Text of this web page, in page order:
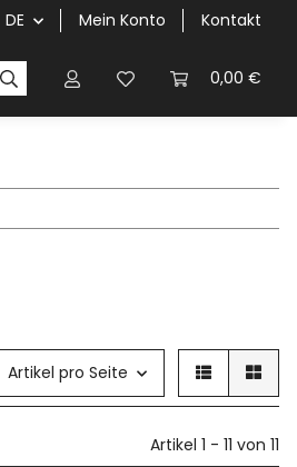
DE Mein Konto Kontakt
0,00 €
Artikel pro Seite
Artikel 1 - 11 von 11